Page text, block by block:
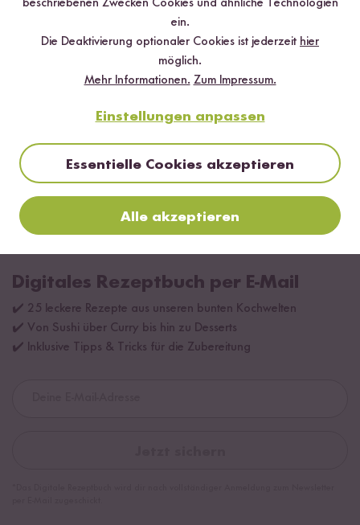
Gekocht mit
Digitales Rezeptbuch per E-Mail
✔️ 25 leckere Rezepte aus unseren bunten Kochwelten
✔️ Von Sushi über Curry bis hin zu Desserts
✔️ Inklusive Tipps & Tricks für die Zubereitung
beschriebenen Zwecken Cookies und ähnliche Technologien
ein.
Die Deaktivierung optionaler Cookies ist jederzeit hier
möglich.
Mehr Informationen. Zum Impressum.
Einstellungen anpassen
Essentielle Cookies akzeptieren
Alle akzeptieren